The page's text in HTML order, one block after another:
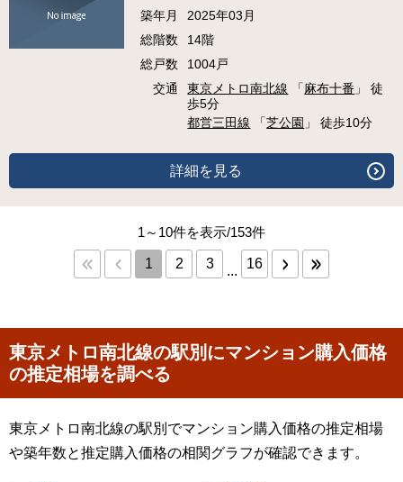
築年月
2025年03月
総階数
14階
総戸数
1004戸
交通
東京メトロ南北線 「麻布十番 」 徒
歩5分
都営三田線 「芝公園 」 徒歩10分
詳細を見る
1～10件を表示/153件
1 2 3 ... 16
東京メトロ南北線の駅別にマンション購入価格
の推定相場を調べる
東京メトロ南北線の駅別でマンション購入価格の推定相場
や築年数と推定購入価格の相関グラフが確認できます。